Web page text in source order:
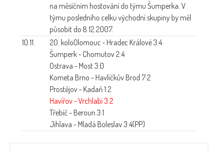
na měsíčním hostování do týmu Šumperka. V
týmu posledního celku východní skupiny by měl
působit do 8.12.2007.
10.11.
20. koloOlomouc - Hradec Králové 3:4
Šumperk - Chomutov 2:4
Ostrava - Most 3:0
Kometa Brno - Havlíčkův Brod 7:2
Prostějov - Kadaň 1:2
Havířov - Vrchlabí 3:2
Třebíč - Beroun 3:1
Jihlava - Mladá Boleslav 3:4(PP)